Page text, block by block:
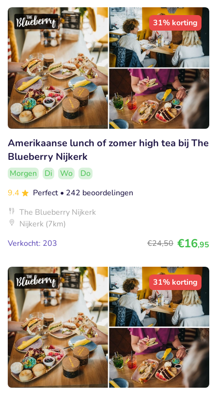
31% korting
Amerikaanse lunch of zomer high tea bij The
Blueberry Nijkerk
Morgen Di Wo
Do
9.4
Perfect • 242 beoordelingen
The Blueberry Nijkerk
Nijkerk (7km)
Verkocht: 203
€24,50 €16,95
31% korting